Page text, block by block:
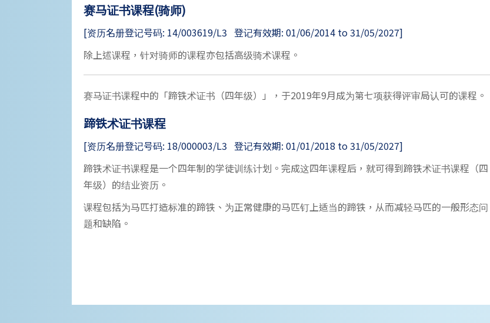
赛马证书课程(骑师)
[资历名册登记号码: 14/003619/L3 登记有效期: 01/06/2014 to 31/05/2027]
除上述课程，针对骑师的课程亦包括高级骑术课程。
赛马证书课程中的「蹄铁术证书（四年级）」，于2019年9月成为第七项获得评审局认可的课程。
蹄铁术证书课程
[资历名册登记号码: 18/000003/L3 登记有效期: 01/01/2018 to 31/05/2027]
蹄铁术证书课程是一个四年制的学徒训练计划。完成这四年课程后，就可得到蹄铁术证书课程（四
年级）的结业资历。
课程包括为马匹打造标准的蹄铁、为正常健康的马匹钉上适当的蹄铁，从而减轻马匹的一般形态问
题和缺陷。